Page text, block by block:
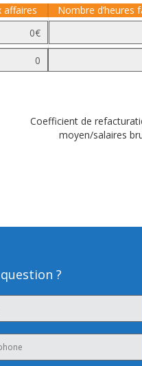
affaires Nombre d’heures
Coefficient de
moyen/salaires
?